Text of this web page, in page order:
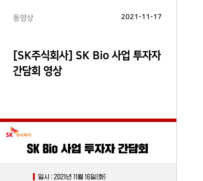
동영상 2021-11-17
[SK주식회사] SK Bio 사업 투자자
간담회 영상